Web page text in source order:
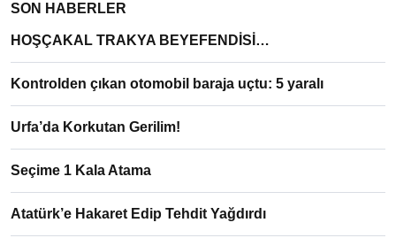
SON HABERLER
HOŞÇAKAL TRAKYA BEYEFENDİSİ…
Kontrolden çıkan otomobil baraja uçtu: 5 yaralı
Urfa’da Korkutan Gerilim!
Seçime 1 Kala Atama
Atatürk’e Hakaret Edip Tehdit Yağdırdı